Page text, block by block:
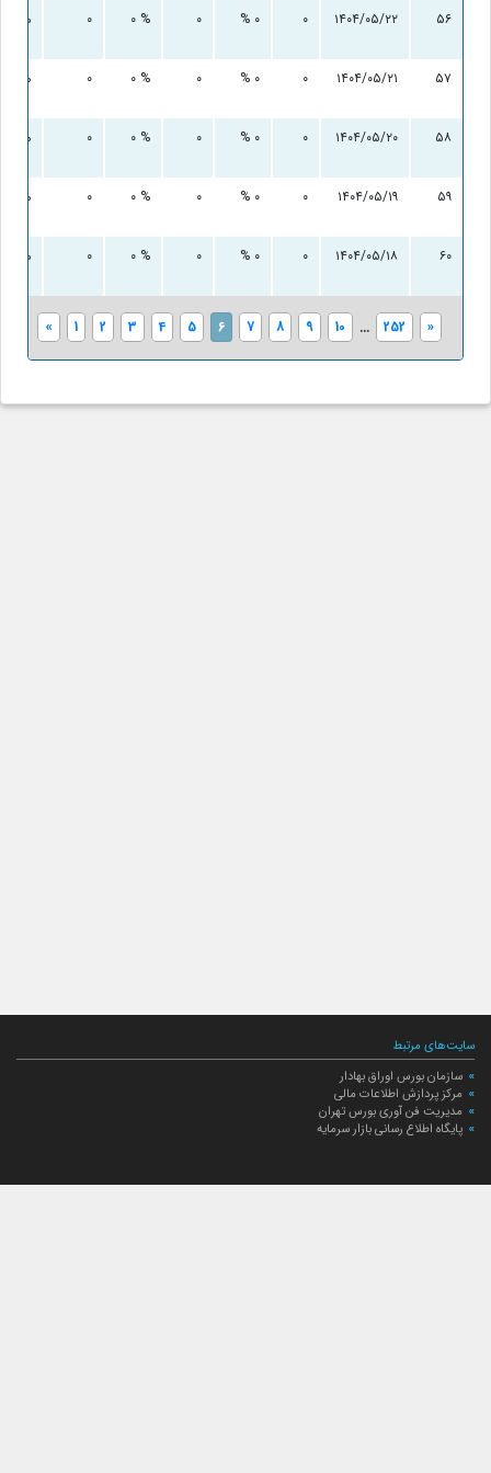
۵۶ ۱۴۰۴/۰۵/۲۲ ۰ ۰ % ۰ ۰ % ۰ ۰ %
۵۷ ۱۴۰۴/۰۵/۲۱ ۰ ۰ % ۰ ۰ % ۰ ۰ %
۵۸ ۱۴۰۴/۰۵/۲۰ ۰ ۰ % ۰ ۰ % ۰ ۰ %
۵۹ ۱۴۰۴/۰۵/۱۹ ۰ ۰ % ۰ ۰ % ۰ ۰ %
۶۰ ۱۴۰۴/۰۵/۱۸ ۰ ۰ % ۰ ۰ % ۰ ۰ %
« 1 2 3 4 5 6 7 8 9 10 ... 252 »
سایت‌های مرتبط
سازمان بورس اوراق بهادار
مرکز پردازش اطلاعات مالی
مدیریت فن آوری بورس تهران
پایگاه اطلاع رسانی بازار سرمایه
ارتباط با صندوق